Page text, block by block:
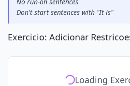
Don't start sentences with "It is"
Exercicio: Adicionar
Loading